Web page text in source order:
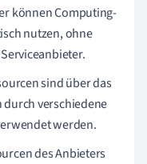
können Computing-
nutzen, ohne
sind über das
verschiedene
werden.
des Anbieters